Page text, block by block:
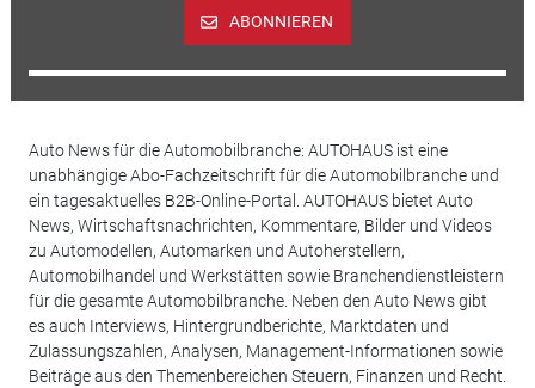
ABONNIEREN
Auto News für die Automobilbranche: AUTOHAUS ist eine
unabhängige Abo-Fachzeitschrift für die Automobilbranche und
ein tagesaktuelles B2B-Online-Portal. AUTOHAUS bietet Auto
News, Wirtschaftsnachrichten, Kommentare, Bilder und Videos
zu Automodellen, Automarken und Autoherstellern,
Automobilhandel und Werkstätten sowie Branchendienstleistern
für die gesamte Automobilbranche. Neben den Auto News gibt
es auch Interviews, Hintergrundberichte, Marktdaten und
Zulassungszahlen, Analysen, Management-Informationen sowie
Beiträge aus den Themenbereichen Steuern, Finanzen und Recht.